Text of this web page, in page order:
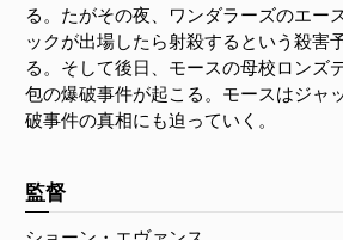
る。たがその夜、ワンダラーズのエー
ックが出場したら射殺するという殺害
る。そして後日、モースの母校ロンズ
包の爆破事件が起こる。モースはジャ
破事件の真相にも迫っていく。
監督